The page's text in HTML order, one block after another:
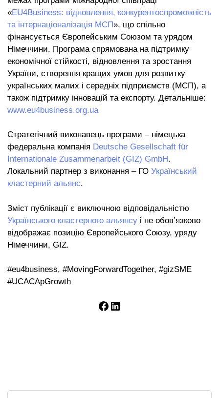
«EU4Business: відновлення, конкурентоспроможність
та інтернаціоналізація МСП», що спільно
фінансується Європейським Союзом та урядом
Німеччини. Програма спрямована на підтримку
економічної стійкості, відновлення та зростання
України, створення кращих умов для розвитку
українських малих і середніх підприємств (МСП), а
також підтримку інновацій та експорту. Детальніше:
www.eu4business.org.ua
Стратегічний виконавець програми – німецька
федеральна компанія Deutsche Gesellschaft für
Internationale Zusammenarbeit (GIZ) GmbH.
Локальний партнер з виконання – ГО Український
кластерний альянс.
Зміст публікації є виключною відповідальністю
Українського кластерного альянсу і не обов’язково
відображає позицію Європейського Союзу, уряду
Німеччини, GIZ.
#eu4business, #MovingForwardTogether, #gizSME
#UCACApGrowth